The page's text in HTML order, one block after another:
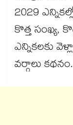
2029
కొత్త సంఖ్య,
ఎన్నికలకు
వర్గాలు కథనం.